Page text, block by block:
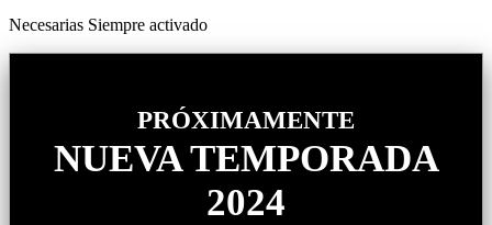
Necesarias Siempre activado
PRÓXIMAMENTE
NUEVA TEMPORADA
2024